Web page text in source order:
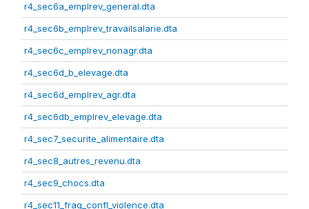
r4_sec6a_emplrev_general.dta
r4_sec6b_emplrev_travailsalarie.dta
r4_sec6c_emplrev_nonagr.dta
r4_sec6d_b_elevage.dta
r4_sec6d_emplrev_agr.dta
r4_sec6db_emplrev_elevage.dta
r4_sec7_securite_alimentaire.dta
r4_sec8_autres_revenu.dta
r4_sec9_chocs.dta
r4_sec11_frag_confl_violence.dta